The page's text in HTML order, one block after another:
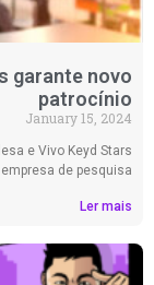
garante novo
patrocínio
January 15, 2024
e Vivo Keyd Stars
de pesquisa
Ler mais